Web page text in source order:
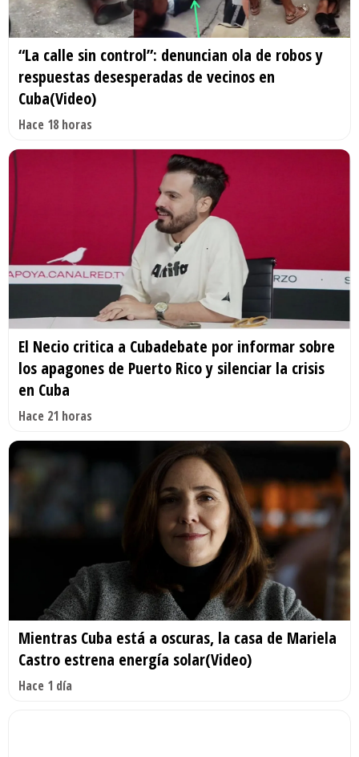
“La calle sin control”: denuncian ola de robos y
respuestas desesperadas de vecinos en
Cuba(Video)
Hace 18 horas
El Necio critica a Cubadebate por informar sobre
los apagones de Puerto Rico y silenciar la crisis
en Cuba
Hace 21 horas
Mientras Cuba está a oscuras, la casa de Mariela
Castro estrena energía solar(Video)
Hace 1 día